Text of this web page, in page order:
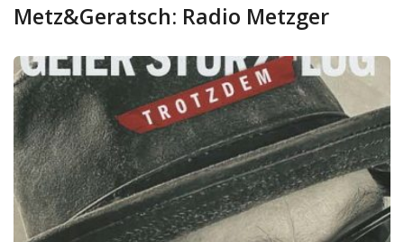
Metz&Geratsch: Radio Metzger